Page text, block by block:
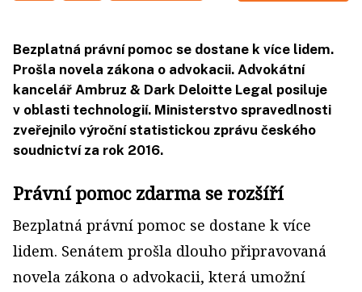
Bezplatná právní pomoc se dostane k více lidem.
Prošla novela zákona o advokacii. Advokátní
kancelář Ambruz & Dark Deloitte Legal posiluje
v oblasti technologií. Ministerstvo spravedlnosti
zveřejnilo výroční statistickou zprávu českého
soudnictví za rok 2016.
Právní pomoc zdarma se rozšíří
Bezplatná právní pomoc se dostane k více
lidem. Senátem prošla dlouho připravovaná
novela zákona o advokacii, která umožní